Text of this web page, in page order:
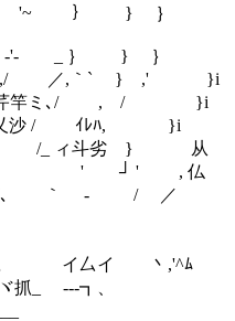
'~ ｝ } ｝
｝ } ｝
,｀` } ,' }i
､/ , / }i
/ ｲﾚﾊ, }i
劣 } 从
┘ ' , 仏
｀ - / ／
厶イ 丶,'^ﾑ
_ -‐‐┓、